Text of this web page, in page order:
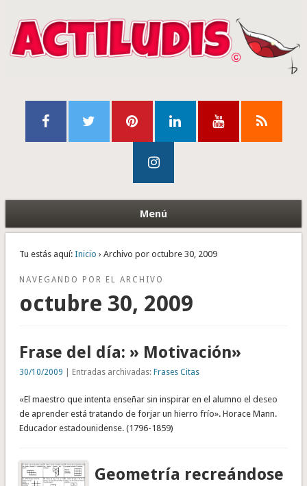
Menú
Tu estás aquí: Inicio › Archivo por octubre 30, 2009
NAVEGANDO POR EL ARCHIVO
octubre 30, 2009
Frase del día: » Motivación»
30/10/2009 | Entradas archivadas: Frases Citas
«El maestro que intenta enseñar sin inspirar en el alumno el deseo
de aprender está tratando de forjar un hierro frío». Horace Mann.
Educador estadounidense. (1796-1859)
Geometría recreándose